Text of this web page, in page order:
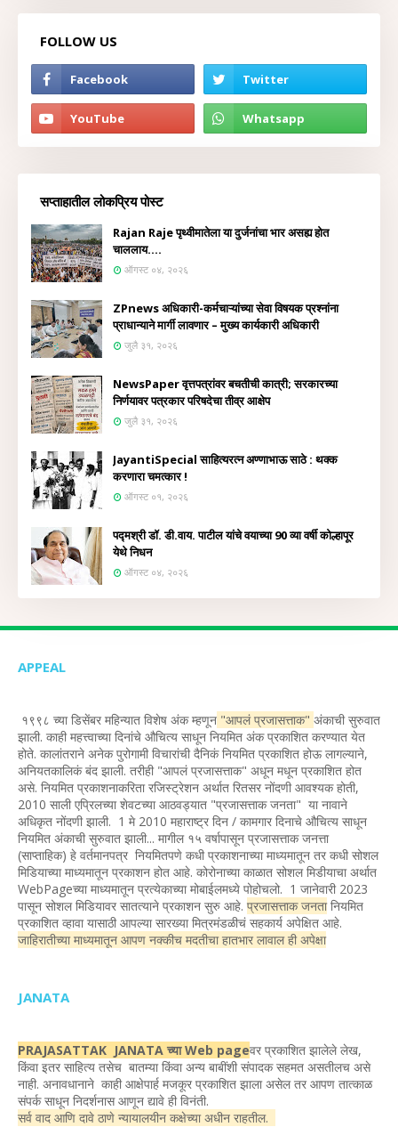
FOLLOW US
सप्ताहातील लोकप्रिय पोस्ट
Rajan Raje पृथ्वीमातेला या दुर्जनांचा भार असह्य होत
चाललाय....
ऑगस्ट ०४, २०२६
ZPnews अधिकारी-कर्मचाऱ्यांच्या सेवा विषयक प्रश्नांना
प्राधान्याने मार्गी लावणार – मुख्य कार्यकारी अधिकारी
जुलै ३१, २०२६
NewsPaper वृत्तपत्रांवर बचतीची कात्री; सरकारच्या
निर्णयावर पत्रकार परिषदेचा तीव्र आक्षेप
जुलै ३१, २०२६
JayantiSpecial साहित्यरत्न अण्णाभाऊ साठे : थक्क
करणारा चमत्कार !
ऑगस्ट ०१, २०२६
पद्मश्री डॉ. डी.वाय. पाटील यांचे वयाच्या 90 व्या वर्षी कोल्हापूर
येथे निधन
ऑगस्ट ०४, २०२६
APPEAL
१९९८ च्या डिसेंबर महिन्यात विशेष अंक म्हणून "आपलं प्रजासत्ताक" अंकाची सुरुवात
झाली. काही महत्त्वाच्या दिनांचे औचित्य साधून नियमित अंक प्रकाशित करण्यात येत
होते. कालांतराने अनेक पुरोगामी विचारांची दैनिकं नियमित प्रकाशित होऊ लागल्याने,
अनियतकालिकं बंद झाली. तरीही "आपलं प्रजासत्ताक" अधून मधून प्रकाशित होत
असे. नियमित प्रकाशनाकरिता रजिस्ट्रेशन अर्थात रितसर नोंदणी आवश्यक होती,
2010 साली एप्रिलच्या शेवटच्या आठवड्यात "प्रजासत्ताक जनता" या नावाने
अधिकृत नोंदणी झाली. 1 मे 2010 महाराष्ट्र दिन / कामगार दिनाचे औचित्य साधून
नियमित अंकाची सुरुवात झाली... मागील १५ वर्षापासून प्रजासत्ताक जनत्ता
(साप्ताहिक) हे वर्तमानपत्र नियमितपणे कधी प्रकाशनाच्या माध्यमातून तर कधी सोशल
मिडियाच्या माध्यमातून प्रकाशन होत आहे. कोरोनाच्या काळात सोशल मिडीयाचा अर्थात
WebPageच्या माध्यमातून प्रत्येकाच्या मोबाईलमध्ये पोहोचलो. 1 जानेवारी 2023
पासून सोशल मिडियावर सातत्याने प्रकाशन सुरु आहे. प्रजासत्ताक जनतानियमित
प्रकाशित व्हावा यासाठी आपल्या सारख्या मित्रमंडळीचं सहकार्य अपेक्षित आहे.
जाहिरातीच्या माध्यमातून आपण नक्कीच मदतीचा हातभार लावाल ही अपेक्षा
JANATA
PRAJASATTAK JANATA च्या Web pageवर प्रकाशित झालेले लेख,
किंवा इतर साहित्य तसेच बातम्या किंवा अन्य बाबींशी संपादक सहमत असतीलच असे
नाही. अनावधानाने काही आक्षेपार्ह मजकूर प्रकाशित झाला असेल तर आपण तात्काळ
संपर्क साधून निदर्शनास आणून द्यावे ही विनंती.
सर्व वाद आणि दावे ठाणे न्यायालयीन कक्षेच्या अधीन राहतील.